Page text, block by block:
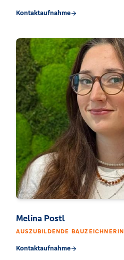
Kontaktaufnahmearrow_forward
Melina Postl
AUSZUBILDENDE BAUZEICHNERIN
Kontaktaufnahmearrow_forward